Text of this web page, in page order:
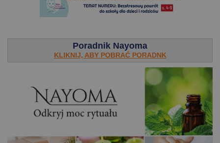
Poradnik Nayoma
KLIKNIJ, ABY POBRAĆ PORADNK